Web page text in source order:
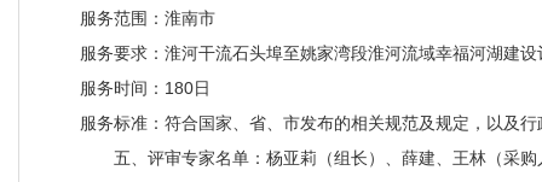
服务范围：淮南市
服务要求：淮河干流石头埠至姚家湾段淮河流域幸福河湖建设
服务时间：180日
服务标准：符合国家、省、市发布的相关规范及规定，以及
五、评审专家名单：杨亚莉（组长）、薛建、王林（采购